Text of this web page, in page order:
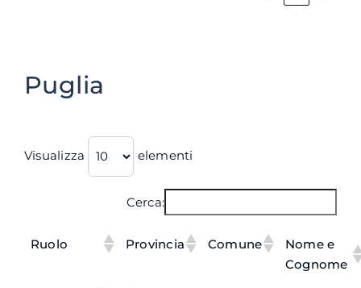
Puglia
Visualizza elementi
Cerca:
Ruolo Provincia Comune
Nome e
Cognome